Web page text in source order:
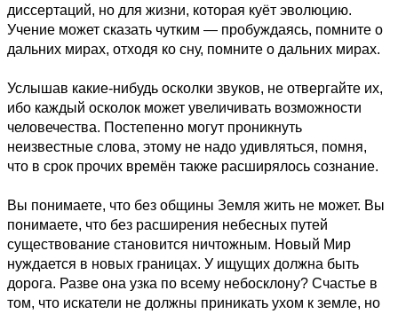
диссертаций, но для жизни, которая куёт эволюцию.
Учение может сказать чутким — пробуждаясь, помните о
дальних мирах, отходя ко сну, помните о дальних мирах.
Услышав какие-нибудь осколки звуков, не отвергайте их,
ибо каждый осколок может увеличивать возможности
человечества. Постепенно могут проникнуть
неизвестные слова, этому не надо удивляться, помня,
что в срок прочих времён также расширялось сознание.
Вы понимаете, что без общины Земля жить не может. Вы
понимаете, что без расширения небесных путей
существование становится ничтожным. Новый Мир
нуждается в новых границах. У ищущих должна быть
дорога. Разве она узка по всему небосклону? Счастье в
том, что искатели не должны приникать ухом к земле, но